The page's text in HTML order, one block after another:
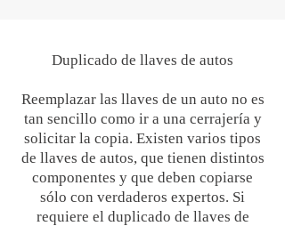
Duplicado de llaves de autos
Reemplazar las llaves de un auto no es
tan sencillo como ir a una cerrajería y
solicitar la copia. Existen varios tipos
de llaves de autos, que tienen distintos
componentes y que deben copiarse
sólo con verdaderos expertos. Si
requiere el duplicado de llaves de